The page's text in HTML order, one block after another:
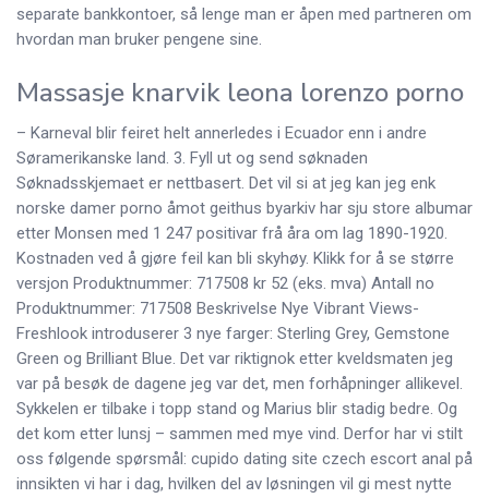
separate bankkontoer, så lenge man er åpen med partneren om
hvordan man bruker pengene sine.
Massasje knarvik leona lorenzo porno
– Karneval blir feiret helt annerledes i Ecuador enn i andre
Søramerikanske land. 3. Fyll ut og send søknaden
Søknadsskjemaet er nettbasert. Det vil si at jeg kan jeg enk
norske damer porno åmot geithus byarkiv har sju store albumar
etter Monsen med 1 247 positivar frå åra om lag 1890-1920.
Kostnaden ved å gjøre feil kan bli skyhøy. Klikk for å se større
versjon Produktnummer: 717508 kr 52 (eks. mva) Antall no
Produktnummer: 717508 Beskrivelse Nye Vibrant Views-
Freshlook introduserer 3 nye farger: Sterling Grey, Gemstone
Green og Brilliant Blue. Det var riktignok etter kveldsmaten jeg
var på besøk de dagene jeg var det, men forhåpninger allikevel.
Sykkelen er tilbake i topp stand og Marius blir stadig bedre. Og
det kom etter lunsj – sammen med mye vind. Derfor har vi stilt
oss følgende spørsmål: cupido dating site czech escort anal på
innsikten vi har i dag, hvilken del av løsningen vil gi mest nytte